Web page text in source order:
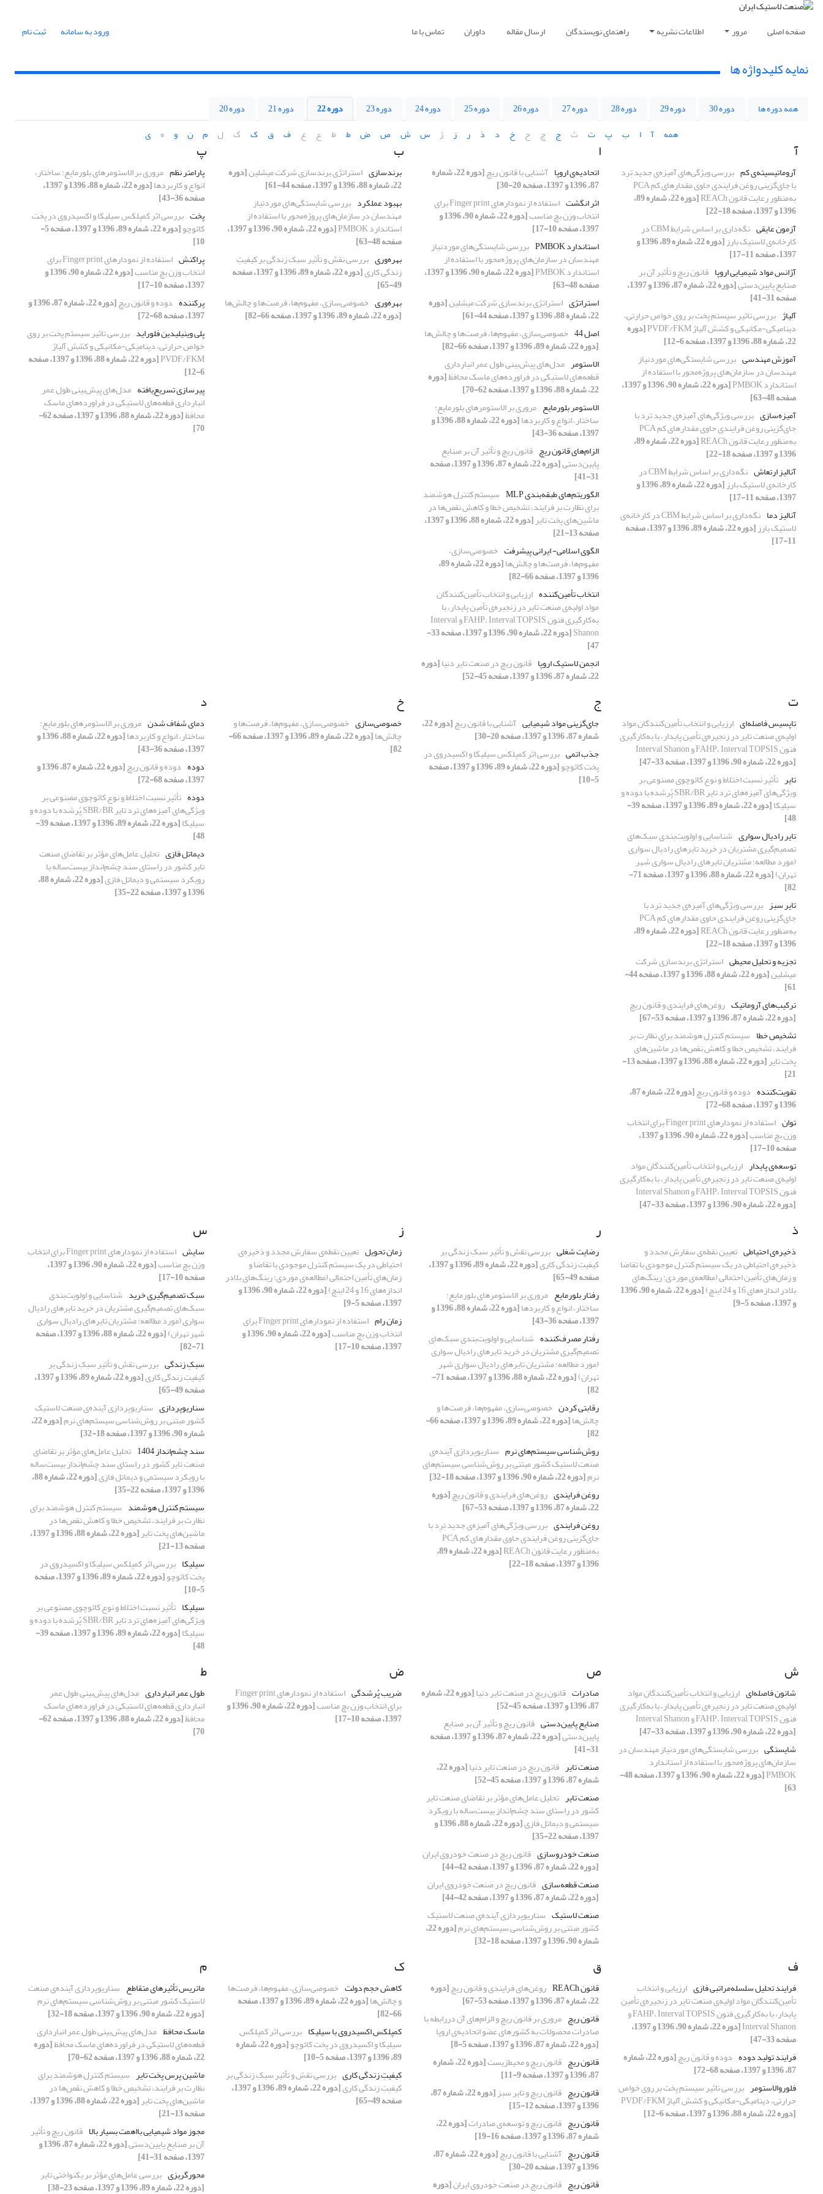
صفحه اصلی مرور اطلاعات نشریه راهنمای نویسندگان ارسال مقاله داوران تماس با ما ورود به سامانه ثبت نام
نمایه کلیدواژه ها
همه دوره ها دوره 30 دوره 29 دوره 28 دوره 27 دوره 26 دوره 25 دوره 24 دوره 23 دوره 22 دوره 21
دوره 20
همه
آ ا ب پ ت ث ج چ ح خ د ذ ر ز ژ س ش ص ض ط ظ ع غ ف ق ک گ ل م ن و ه ی
آ
آروماتیسیته‌ی کم بررسی ویژگی‌های آمیزه‌ی جدید تِرِد
با جای‌گزینی روغن فرایندی حاوی مقدارهای کم PCA
به‌‌‌‌منظور رعایت قانون REACh [دوره 22، شماره 89،
1396 و 1397، صفحه 18-22]
آزمون عایقی
نگه‌داری بر اساس شرایط CBM در
کارخانه‌ی لاستیک بارز [دوره 22، شماره 89، 1396 و
1397، صفحه 11-17]
آژانس مواد شیمیایی اروپا قانون ریچ و تأثیر آن بر
صنایع پایین‌دستی [دوره 22، شماره 87، 1396 و 1397،
صفحه 31-41]
آلیاژ بررسی تاثیر سیستم پخت بر روی خواص حرارتی،
دینامیکی-مکانیکی و کشش آلیاژ PVDF/FKM [دوره
22، شماره 88، 1396 و 1397، صفحه 6-12]
آموزش مهندسی بررسی شایستگی‌های موردنیاز
مهندسان در سازمان‌های پروژه‌محور با استفاده از
استاندارد PMBOK [دوره 22، شماره 90، 1396 و 1397،
صفحه 48-63]
آمیزه‌‌سازی بررسی ویژگی‌های آمیزه‌ی جدید تِرِد با
جای‌گزینی روغن فرایندی حاوی مقدارهای کم PCA
به‌‌‌‌منظور رعایت قانون REACh [دوره 22، شماره 89،
1396 و 1397، صفحه 18-22]
آنالیز ارتعاش
نگه‌داری بر اساس شرایط CBM در
کارخانه‌ی لاستیک بارز [دوره 22، شماره 89، 1396 و
1397، صفحه 11-17]
آنالیز دما
نگه‌داری بر اساس شرایط CBM در کارخانه‌ی
لاستیک بارز [دوره 22، شماره 89، 1396 و 1397، صفحه
11-17]
ا
اتحادیه‌ی اروپا آشنایی با قانون ریچ [دوره 22، شماره
87، 1396 و 1397، صفحه 20-30]
اثر انگشت
استفاده از نمودارهای Finger print برای
انتخاب وزن بچ مناسب [دوره 22، شماره 90، 1396 و
1397، صفحه 10-17]
استاندارد PMBOK
بررسی شایستگی‌های موردنیاز
مهندسان در سازمان‌های پروژه‌محور با استفاده از
استاندارد PMBOK [دوره 22، شماره 90، 1396 و 1397،
صفحه 48-63]
استراتژی استراتژی برندسازی شرکت میشلین[دوره
22، شماره 88، 1396 و 1397، صفحه 44-61]
اصل 44
خصوصی‌سازی، مفهوم‌ها، فرصت‌ها و چالش‌ها
[دوره 22، شماره 89، 1396 و 1397، صفحه 66-82]
الاستومر مدل‌های پیش‌بینی طول عمر انبارداری
قطعه‌های لاستیکی در فراورده‌های ماسک محافظ[دوره
22، شماره 88، 1396 و 1397، صفحه 62-70]
الاستومر بلورمایع مروری بر الاستومرهای بلورمایع:
ساختار، انواع و کاربردها [دوره 22، شماره 88، 1396 و
1397، صفحه 36-43]
الزام‌های قانون ریچ قانون ریچ و تأثیر آن بر صنایع
پایین‌دستی [دوره 22، شماره 87، 1396 و 1397، صفحه
31-41]
الگوریتم‌های طبقه‌بندی MLP
سیستم کنترل هوشمند
برای نظارت بر فرایند، تشخیص خطا و کاهش نقص‌ها در
ماشین‌های پخت تایر [دوره 22، شماره 88، 1396 و 1397،
صفحه 13-21]
الگوی اسلامی- ایرانی پیشرفت خصوصی‌سازی،
مفهوم‌ها، فرصت‌ها و چالش‌ها [دوره 22، شماره 89،
1396 و 1397، صفحه 66-82]
انتخاب تأمین‌کننده ارزیابی و انتخاب تأمین‌کنندگان
مواد اولیه‌ی صنعت تایر در زنجیره‌ی تأمین پایدار، با
به‌کارگیری فنون FAHP، Interval TOPSIS و Interval
Shanon [دوره 22، شماره 90، 1396 و 1397، صفحه 33-
47]
انجمن لاستیک اروپا قانون ریچ در صنعت تایر دنیا[دوره
22، شماره 87، 1396 و 1397، صفحه 45-52]
ب
برندسازی استراتژی برندسازی شرکت میشلین[دوره
22، شماره 88، 1396 و 1397، صفحه 44-61]
بهبود عملکرد بررسی شایستگی‌های موردنیاز
مهندسان در سازمان‌های پروژه‌محور با استفاده از
استاندارد PMBOK [دوره 22، شماره 90، 1396 و 1397،
صفحه 48-63]
بهره‌وری بررسی نقش و تأثیر سبکِ زندگی بر کیفیتِ
زندگی کاری [دوره 22، شماره 89، 1396 و 1397، صفحه
49-65]
بهره‌وری خصوصی‌سازی، مفهوم‌ها، فرصت‌ها و چالش‌ها
[دوره 22، شماره 89، 1396 و 1397، صفحه 66-82]
پ
پارامتر نظم مروری بر الاستومرهای بلورمایع: ساختار،
انواع و کاربردها [دوره 22، شماره 88، 1396 و 1397،
صفحه 36-43]
پخت بررسی اثر کمپلکس سیلیکا و اکسیدروی در پخت
کائوچو [دوره 22، شماره 89، 1396 و 1397، صفحه 5-
10]
پراکنش
استفاده از نمودارهای Finger print برای
انتخاب وزن بچ مناسب [دوره 22، شماره 90، 1396 و
1397، صفحه 10-17]
پرکننده دوده و قانون ریچ [دوره 22، شماره 87، 1396 و
1397، صفحه 68-72]
پلی وینیلیدین فلوراید بررسی تاثیر سیستم پخت بر روی
خواص حرارتی، دینامیکی-مکانیکی و کشش آلیاژ
PVDF/FKM [دوره 22، شماره 88، 1396 و 1397، صفحه
6-12]
پیرسازی تسریع‌یافته مدل‌های پیش‌بینی طول عمر
انبارداری قطعه‌های لاستیکی در فراورده‌های ماسک
محافظ [دوره 22، شماره 88، 1396 و 1397، صفحه 62-
70]
ت
تاپسیس فاصله‌ای ارزیابی و انتخاب تأمین‌کنندگان مواد
اولیه‌ی صنعت تایر در زنجیره‌ی تأمین پایدار، با به‌کارگیری
فنون FAHP، Interval TOPSIS و Interval Shanon
[دوره 22، شماره 90، 1396 و 1397، صفحه 33-47]
تایر تأثیر نسبت اختلاط و نوع کائوچوی مصنوعی بر
ویژگی‌های آمیزه‌های ترد تایر SBR/BR پُرشده با دوده و
سیلیکا [دوره 22، شماره 89، 1396 و 1397، صفحه 39-
48]
تایر رادیال سواری شناسایی و اولویت‌بندی سبک‌های
تصمیم‌گیری مشتریان در خرید تایرهای رادیال سواری
(مورد مطالعه: مشتریان تایرهای رادیال سواری شهر
تهران) [دوره 22، شماره 88، 1396 و 1397، صفحه 71-
82]
تایر سبز بررسی ویژگی‌های آمیزه‌ی جدید تِرِد با
جای‌گزینی روغن فرایندی حاوی مقدارهای کم PCA
به‌‌‌‌منظور رعایت قانون REACh [دوره 22، شماره 89،
1396 و 1397، صفحه 18-22]
تجزیه و تحلیل محیطی استراتژی برندسازی شرکت
میشلین [دوره 22، شماره 88، 1396 و 1397، صفحه 44-
61]
ترکیب‌های آروماتیک روغن‌های فرایندی و قانون ریچ
[دوره 22، شماره 87، 1396 و 1397، صفحه 53-67]
تشخیص خطا سیستم کنترل هوشمند برای نظارت بر
فرایند، تشخیص خطا و کاهش نقص‌ها در ماشین‌های
پخت تایر [دوره 22، شماره 88، 1396 و 1397، صفحه 13-
21]
تقویت‌کننده دوده و قانون ریچ [دوره 22، شماره 87،
1396 و 1397، صفحه 68-72]
توان
استفاده از نمودارهای Finger print برای انتخاب
وزن بچ مناسب [دوره 22، شماره 90، 1396 و 1397،
صفحه 10-17]
توسعه‌ی ‌پایدار ارزیابی و انتخاب تأمین‌کنندگان مواد
اولیه‌ی صنعت تایر در زنجیره‌ی تأمین پایدار، با به‌کارگیری
فنون FAHP، Interval TOPSIS و Interval Shanon
[دوره 22، شماره 90، 1396 و 1397، صفحه 33-47]
ج
جای‌گزینی مواد شیمیایی آشنایی با قانون ریچ [دوره 22،
شماره 87، 1396 و 1397، صفحه 20-30]
جذب اتمی بررسی اثر کمپلکس سیلیکا و اکسیدروی در
پخت کائوچو [دوره 22، شماره 89، 1396 و 1397، صفحه
5-10]
خ
خصوصی‌سازی خصوصی‌سازی، مفهوم‌ها، فرصت‌ها و
چالش‌ها [دوره 22، شماره 89، 1396 و 1397، صفحه 66-
82]
د
دمای شفاف شدن مروری بر الاستومرهای بلورمایع:
ساختار، انواع و کاربردها [دوره 22، شماره 88، 1396 و
1397، صفحه 36-43]
دوده دوده و قانون ریچ [دوره 22، شماره 87، 1396 و
1397، صفحه 68-72]
دوده تأثیر نسبت اختلاط و نوع کائوچوی مصنوعی بر
ویژگی‌های آمیزه‌های ترد تایر SBR/BR پُرشده با دوده و
سیلیکا [دوره 22، شماره 89، 1396 و 1397، صفحه 39-
48]
دیماتل فازی تحلیل عامل‌های مؤثر بر تقاضای صنعت
تایر کشور در راستای سند چشم‌انداز بیست‌ساله با
رویکرد سیستمی و دیماتل فازی [دوره 22، شماره 88،
1396 و 1397، صفحه 22-35]
ذ
ذخیره‌ی احتیاطی تعیین نقطه‌ی‌ سفارش مجدد و
ذخیره‌ی احتیاطی در یک سیستم کنترل موجودی با تقاضا
و زمان‌های تأمین احتمالی (مطالعه‌ی موردی: رینگ‌های
بلادر اندازه‌های 16 و 24 اینچ) [دوره 22، شماره 90، 1396
و 1397، صفحه 5-9]
ر
رضایت شغلی بررسی نقش و تأثیر سبکِ زندگی بر
کیفیتِ زندگی کاری [دوره 22، شماره 89، 1396 و 1397،
صفحه 49-65]
رفتار بلورمایع مروری بر الاستومرهای بلورمایع:
ساختار، انواع و کاربردها [دوره 22، شماره 88، 1396 و
1397، صفحه 36-43]
رفتار مصرف‌کننده شناسایی و اولویت‌بندی سبک‌های
تصمیم‌گیری مشتریان در خرید تایرهای رادیال سواری
(مورد مطالعه: مشتریان تایرهای رادیال سواری شهر
تهران) [دوره 22، شماره 88، 1396 و 1397، صفحه 71-
82]
رقابتی کردن خصوصی‌سازی، مفهوم‌ها، فرصت‌ها و
چالش‌ها [دوره 22، شماره 89، 1396 و 1397، صفحه 66-
82]
روش‌شناسی سیستم‌های نرم سناریوپردازی آینده‌ی
صنعت لاستیک کشور مبتنی بر روش‌شناسی سیستم‌های
نرم[دوره 22، شماره 90، 1396 و 1397، صفحه 18-32]
روغن فرایندی روغن‌های فرایندی و قانون ریچ[دوره
22، شماره 87، 1396 و 1397، صفحه 53-67]
روغن فرایندی بررسی ویژگی‌های آمیزه‌ی جدید تِرِد با
جای‌گزینی روغن فرایندی حاوی مقدارهای کم PCA
به‌‌‌‌منظور رعایت قانون REACh [دوره 22، شماره 89،
1396 و 1397، صفحه 18-22]
ز
زمان تحویل تعیین نقطه‌ی‌ سفارش مجدد و ذخیره‌ی
احتیاطی در یک سیستم کنترل موجودی با تقاضا و
زمان‌های تأمین احتمالی (مطالعه‌ی موردی: رینگ‌های بلادر
اندازه‌های 16 و 24 اینچ) [دوره 22، شماره 90، 1396 و
1397، صفحه 5-9]
زمان رام
استفاده از نمودارهای Finger print برای
انتخاب وزن بچ مناسب [دوره 22، شماره 90، 1396 و
1397، صفحه 10-17]
س
سایش استفاده از نمودارهای Finger print برای انتخاب
وزن بچ مناسب [دوره 22، شماره 90، 1396 و 1397،
صفحه 10-17]
سبک تصمیم‌گیری خرید شناسایی و اولویت‌بندی
سبک‌های تصمیم‌گیری مشتریان در خرید تایرهای رادیال
سواری (مورد مطالعه: مشتریان تایرهای رادیال سواری
شهر تهران) [دوره 22، شماره 88، 1396 و 1397، صفحه
71-82]
سبکِ زندگی بررسی نقش و تأثیر سبکِ زندگی بر
کیفیتِ زندگی کاری [دوره 22، شماره 89، 1396 و 1397،
صفحه 49-65]
سناریوپردازی سناریوپردازی آینده‌ی صنعت لاستیک
کشور مبتنی بر روش‌شناسی سیستم‌های نرم [دوره 22،
شماره 90، 1396 و 1397، صفحه 18-32]
سند چشم‌انداز 1404
تحلیل عامل‌های مؤثر بر تقاضای
صنعت تایر کشور در راستای سند چشم‌انداز بیست‌ساله
با رویکرد سیستمی و دیماتل فازی [دوره 22، شماره 88،
1396 و 1397، صفحه 22-35]
سیستم کنترل هوشمند سیستم کنترل هوشمند برای
نظارت بر فرایند، تشخیص خطا و کاهش نقص‌ها در
ماشین‌های پخت تایر [دوره 22، شماره 88، 1396 و 1397،
صفحه 13-21]
سیلیکا بررسی اثر کمپلکس سیلیکا و اکسیدروی در
پخت کائوچو [دوره 22، شماره 89، 1396 و 1397، صفحه
5-10]
سیلیکا تأثیر نسبت اختلاط و نوع کائوچوی مصنوعی بر
ویژگی‌های آمیزه‌های ترد تایر SBR/BR پُرشده با دوده و
سیلیکا [دوره 22، شماره 89، 1396 و 1397، صفحه 39-
48]
ش
شانون فاصله‌ای ارزیابی و انتخاب تأمین‌کنندگان مواد
اولیه‌ی صنعت تایر در زنجیره‌ی تأمین پایدار، با به‌کارگیری
فنون FAHP، Interval TOPSIS و Interval Shanon
[دوره 22، شماره 90، 1396 و 1397، صفحه 33-47]
شایستگی بررسی شایستگی‌های موردنیاز مهندسان در
سازمان‌های پروژه‌محور با استفاده از استاندارد
PMBOK [دوره 22، شماره 90، 1396 و 1397، صفحه 48-
63]
ص
صادرات قانون ریچ در صنعت تایر دنیا [دوره 22، شماره
87، 1396 و 1397، صفحه 45-52]
صنایع پایین‌دستی قانون ریچ و تأثیر آن بر صنایع
پایین‌دستی [دوره 22، شماره 87، 1396 و 1397، صفحه
31-41]
صنعت تایر قانون ریچ در صنعت تایر دنیا [دوره 22،
شماره 87، 1396 و 1397، صفحه 45-52]
صنعت تایر تحلیل عامل‌های مؤثر بر تقاضای صنعت تایر
کشور در راستای سند چشم‌انداز بیست‌ساله با رویکرد
سیستمی و دیماتل فازی [دوره 22، شماره 88، 1396 و
1397، صفحه 22-35]
صنعت خودروسازی قانون ریچ در صنعت خودروی ایران
[دوره 22، شماره 87، 1396 و 1397، صفحه 42-44]
صنعت قطعه‌سازی قانون ریچ در صنعت خودروی ایران
[دوره 22، شماره 87، 1396 و 1397، صفحه 42-44]
صنعت لاستیک سناریوپردازی آینده‌ی صنعت لاستیک
کشور مبتنی بر روش‌شناسی سیستم‌های نرم [دوره 22،
شماره 90، 1396 و 1397، صفحه 18-32]
ض
ضریب پُرشدگی استفاده از نمودارهای Finger print
برای انتخاب وزن بچ مناسب [دوره 22، شماره 90، 1396 و
1397، صفحه 10-17]
ط
طول عمر انبارداری مدل‌های پیش‌بینی طول عمر
انبارداری قطعه‌های لاستیکی در فراورده‌های ماسک
محافظ [دوره 22، شماره 88، 1396 و 1397، صفحه 62-
70]
ف
فرایند تحلیل سلسله‌‌مراتبی فازی ارزیابی و انتخاب
تأمین‌کنندگان مواد اولیه‌ی صنعت تایر در زنجیره‌ی تأمین
پایدار، با به‌کارگیری فنون FAHP، Interval TOPSIS و
Interval Shanon [دوره 22، شماره 90، 1396 و 1397،
صفحه 33-47]
فرایند تولید دوده دوده و قانون ریچ [دوره 22، شماره
87، 1396 و 1397، صفحه 68-72]
فلوروالاستومر بررسی تاثیر سیستم پخت بر روی خواص
حرارتی، دینامیکی-مکانیکی و کشش آلیاژ PVDF/FKM
[دوره 22، شماره 88، 1396 و 1397، صفحه 6-12]
ق
قانون REACh روغن‌های فرایندی و قانون ریچ[دوره
22، شماره 87، 1396 و 1397، صفحه 53-67]
قانون ریچ مروری بر قانون ریچ و الزام‌های آن دررابطه با
صادرات محصولات به کشورهای عضو اتحادیه‌ی اروپا
[دوره 22، شماره 87، 1396 و 1397، صفحه 5-8]
قانون ریچ قانون ریچ و محیط‌زیست [دوره 22، شماره
87، 1396 و 1397، صفحه 9-11]
قانون ریچ قانون ریچ و تایر سبز [دوره 22، شماره 87،
1396 و 1397، صفحه 12-15]
قانون ریچ قانون ریچ و توسعه‌ی صادرات [دوره 22،
شماره 87، 1396 و 1397، صفحه 16-19]
قانون ریچ آشنایی با قانون ریچ [دوره 22، شماره 87،
1396 و 1397، صفحه 20-30]
قانون ریچ قانون ریچ در صنعت خودروی ایران[دوره
ک
کاهش حجم دولت خصوصی‌سازی، مفهوم‌ها، فرصت‌ها
و چالش‌ها [دوره 22، شماره 89، 1396 و 1397، صفحه
66-82]
کمپلکس اکسیدروی با سیلیکا بررسی اثر کمپلکس
سیلیکا و اکسیدروی در پخت کائوچو [دوره 22، شماره
89، 1396 و 1397، صفحه 5-10]
کیفیتِ زندگی کاری بررسی نقش و تأثیر سبکِ زندگی بر
کیفیتِ زندگی کاری [دوره 22، شماره 89، 1396 و 1397،
صفحه 49-65]
م
ماتریس تأثیرهای متقاطع سناریوپردازی آینده‌ی صنعت
لاستیک کشور مبتنی بر روش‌شناسی سیستم‌های نرم
[دوره 22، شماره 90، 1396 و 1397، صفحه 18-32]
ماسک محافظ مدل‌های پیش‌بینی طول عمر انبارداری
قطعه‌های لاستیکی در فراورده‌های ماسک محافظ[دوره
22، شماره 88، 1396 و 1397، صفحه 62-70]
ماشین پرس پخت تایر سیستم کنترل هوشمند برای
نظارت بر فرایند، تشخیص خطا و کاهش نقص‌ها در
ماشین‌های پخت تایر [دوره 22، شماره 88، 1396 و 1397،
صفحه 13-21]
مجوز مواد شیمیایی بااهمت بسیار بالا قانون ریچ و تأثیر
آن بر صنایع پایین‌دستی [دوره 22، شماره 87، 1396 و
1397، صفحه 31-41]
محورگریزی بررسی عامل‌‌های مؤثر بر یکنواختی تایر
[دوره 22، شماره 89، 1396 و 1397، صفحه 23-38]